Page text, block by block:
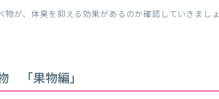
が、体臭を抑える効果があるのか確認していきましょ
「果物編」